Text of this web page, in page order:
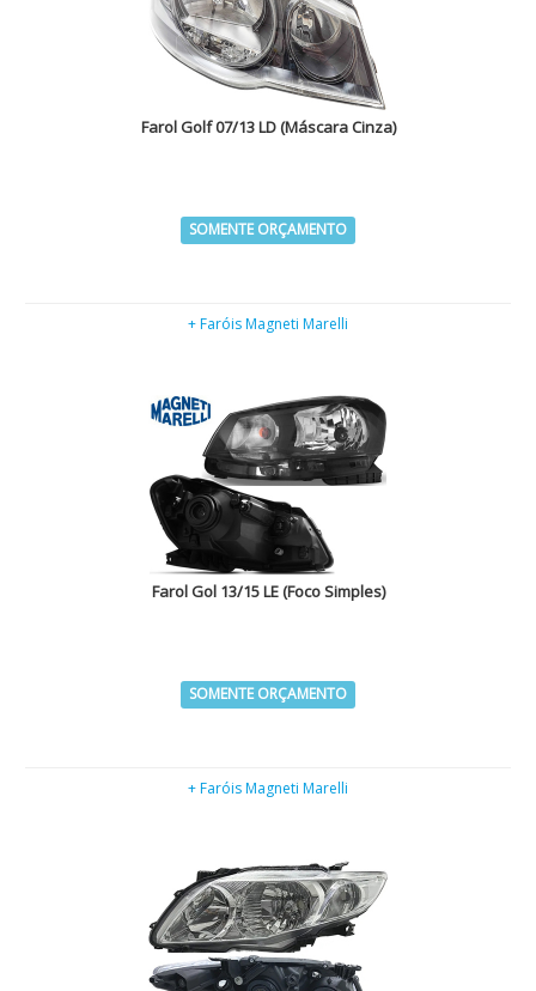
Farol Golf 07/13 LD (Máscara Cinza)
SOMENTE ORÇAMENTO
+ Faróis Magneti Marelli
Farol Gol 13/15 LE (Foco Simples)
SOMENTE ORÇAMENTO
+ Faróis Magneti Marelli